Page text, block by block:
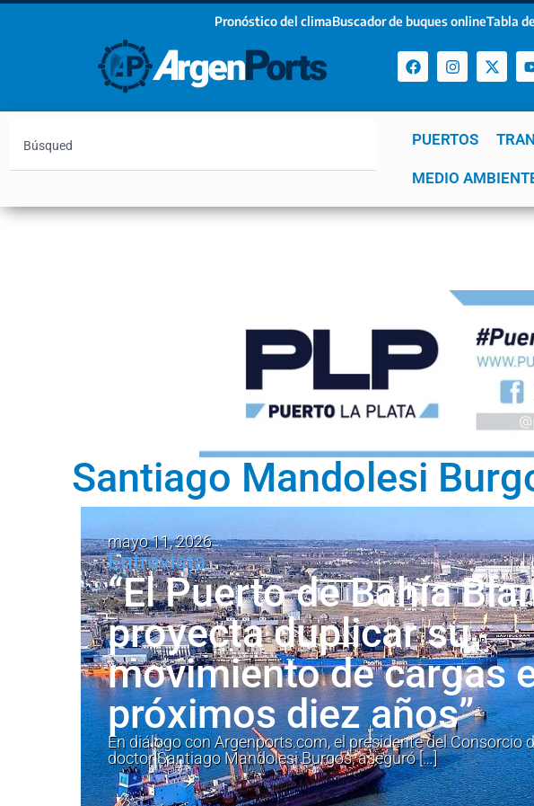
Pronóstico del climaBuscador de buques onlineTabla
PUERTOS
MEDIO
YPF GNL
Santiago Mandolesi
mayo 11, 2026
Entrevista
“El Puerto de Bahía
proyecta duplicar su
movimiento de cargas
próximos diez años”
En diálogo con Argenports.com, el presidente del Consorcio
doctor Santiago Mandolesi Burgos, aseguró […]
¡Sumate a nuestro Newsletter!
Email
Estoy de acuerdo con las condiciones y políticas de